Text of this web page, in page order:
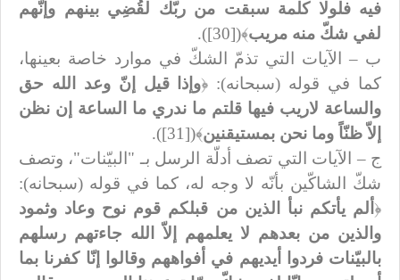
فيه فلولا كلمة سبقت من ربّك لقُضِي بينهم وإنّهم
لفي شكّ منه مريب﴾([30]).
ب – الآيات التي تذمّ الشكّ في موارد خاصة بعينها،
كما في قوله (سبحانه): ﴿وإذا قيل إنّ وعد الله حق
والساعة لاريب فيها قلتم ما ندري ما الساعة إن نظن
إلاّ ظنّاً وما نحن بمستيقنين﴾([31]).
ج – الآيات التي تصف أدلّة الرسل بـ "البيّنات"، وتصف
شكّ الشاكّين بأنّه لا وجه له، كما في قوله (سبحانه):
﴿ ألم يأتكم نبأ الذين من قبلكم قوم نوح وعاد وثمود
والذين من بعدهم لا يعلمهم إلاّ الله جاءتهم رسلهم
بالبيّنات فردوا أيديهم في أفواههم وقالوا إنّا كفرنا بما